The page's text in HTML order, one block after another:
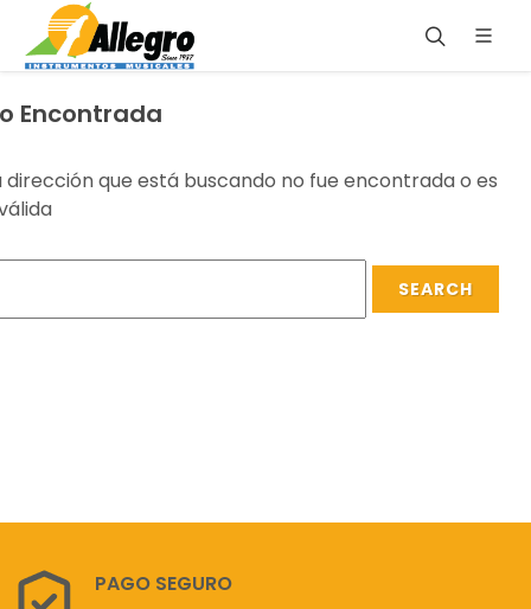
Encontrada
dirección que está buscando no fue encontrada o es
PAGO SEGURO